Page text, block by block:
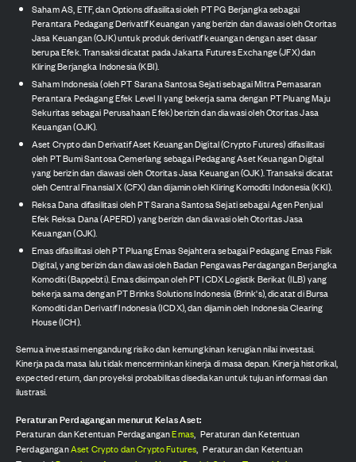
Saham AS, ETF, dan Options difasilitasi oleh PT PG Berjangka sebagai
Perantara Pedagang Derivatif Keuangan yang berizin dan diawasi oleh Otoritas
Jasa Keuangan (OJK) untuk produk derivatif keuangan dengan aset dasar
berupa Efek. Transaksi dicatat pada Jakarta Futures Exchange (JFX) dan
Kliring Berjangka Indonesia (KBI).
Saham Indonesia (oleh PT Sarana Santosa Sejati sebagai Mitra Pemasaran
Perantara Pedagang Efek Level II yang bekerja sama dengan PT Pluang Maju
Sekuritas sebagai Perusahaan Efek) berizin dan diawasi oleh Otoritas Jasa
Keuangan (OJK).
Aset Crypto dan Derivatif Aset Keuangan Digital (Crypto Futures) difasilitasi
oleh PT Bumi Santosa Cemerlang sebagai Pedagang Aset Keuangan Digital
yang berizin dan diawasi oleh Otoritas Jasa Keuangan (OJK). Transaksi dicatat
oleh Central Finansial X (CFX) dan dijamin oleh Kliring Komoditi Indonesia (KKI).
Reksa Dana difasilitasi oleh PT Sarana Santosa Sejati sebagai Agen Penjual
Efek Reksa Dana (APERD) yang berizin dan diawasi oleh Otoritas Jasa
Keuangan (OJK).
Emas difasilitasi oleh PT Pluang Emas Sejahtera sebagai Pedagang Emas Fisik
Digital, yang berizin dan diawasi oleh Badan Pengawas Perdagangan Berjangka
Komoditi (Bappebti). Emas disimpan oleh PT ICDX Logistik Berikat (ILB) yang
bekerja sama dengan PT Brinks Solutions Indonesia (Brink's), dicatat di Bursa
Komoditi dan Derivatif Indonesia (ICDX), dan dijamin oleh Indonesia Clearing
House (ICH).
Semua investasi mengandung risiko dan kemungkinan kerugian nilai investasi.
Kinerja pada masa lalu tidak mencerminkan kinerja di masa depan. Kinerja historikal,
expected return, dan proyeksi probabilitas disediakan untuk tujuan informasi dan
ilustrasi.
Peraturan Perdagangan menurut Kelas Aset:
Peraturan dan Ketentuan PerdaganganEmas, Peraturan dan Ketentuan
PerdaganganAset Crypto dan Crypto Futures, Peraturan dan Ketentuan